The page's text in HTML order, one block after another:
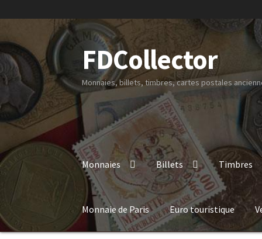
FDCollector
Monnaies, billets, timbres, cartes postales
Monnaies Billets Timbres
Monnaie de Paris Euro touristique